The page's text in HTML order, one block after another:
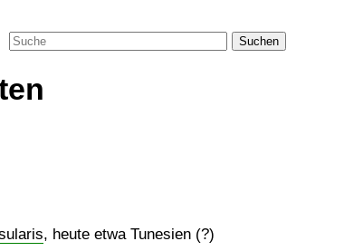
Suchen
, heute etwa Tunesien (?)